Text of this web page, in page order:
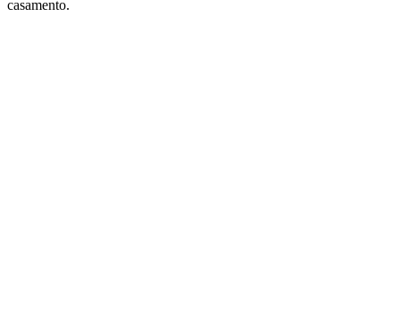
casamento.